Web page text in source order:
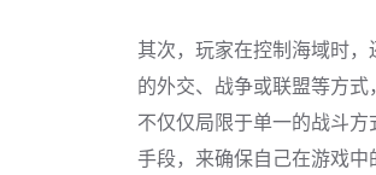
其次，玩家在控制海域时
的外交、战争或联盟等方
不仅仅局限于单一的战斗
手段，来确保自己在游戏中